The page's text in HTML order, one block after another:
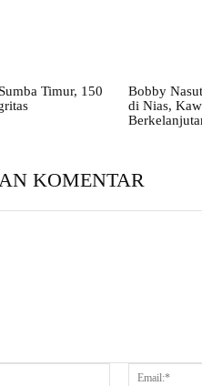
Timur, 150
Bobby
di Nias,
KOMENTAR
Nama:*